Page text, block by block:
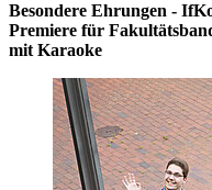
Besondere Ehrungen -
Premiere für
mit Karaoke